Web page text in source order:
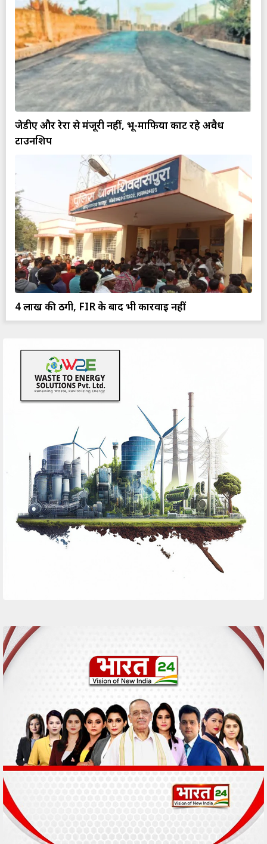
जेडीए और रेरा से मंजूरी नहीं, भू-माफिया काट रहे अवैध
टाउनशिप
4 लाख की ठगी, FIR के बाद भी कार्रवाई नहीं